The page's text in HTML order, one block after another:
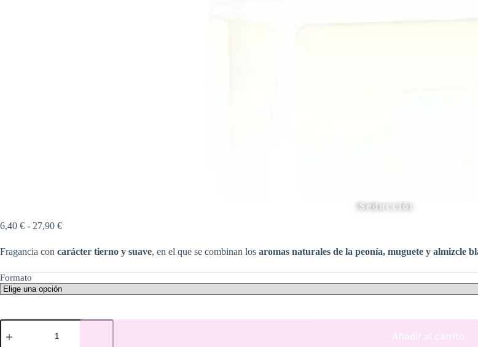
Seducción
6,40 € - 27,90 €Rango
precios:
6,40 €
hasta
27,90 €
Fragancia con carácter tierno y suave, en el que se combinan los aromas naturales de la peonía, muguete y almizcle
Formato
Seducción
cantidad
Añadir al carrito